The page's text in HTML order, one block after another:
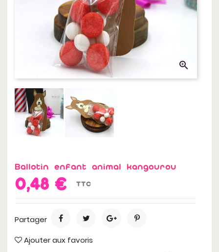
Bonbons Sans Sucre
Bonbons Halal
Bonbons Sans Gluten
Emballages Cadeaux

Ballotin enfant animal kangourou
0,48 € TTC
Partager
Ajouter aux favoris